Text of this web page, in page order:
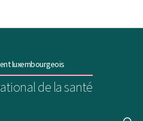
principal
contenu
luxembourgeois
de la santé